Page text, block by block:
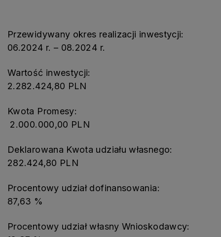
Przewidywany okres realizacji inwestycji:
06.2024 r. – 08.2024 r.
Wartość inwestycji:
2.282.424,80 PLN
Kwota Promesy:
2.000.000,00 PLN
Deklarowana Kwota udziału własnego:
282.424,80 PLN
Procentowy udział dofinansowania:
87,63 %
Procentowy udział własny Wnioskodawcy: